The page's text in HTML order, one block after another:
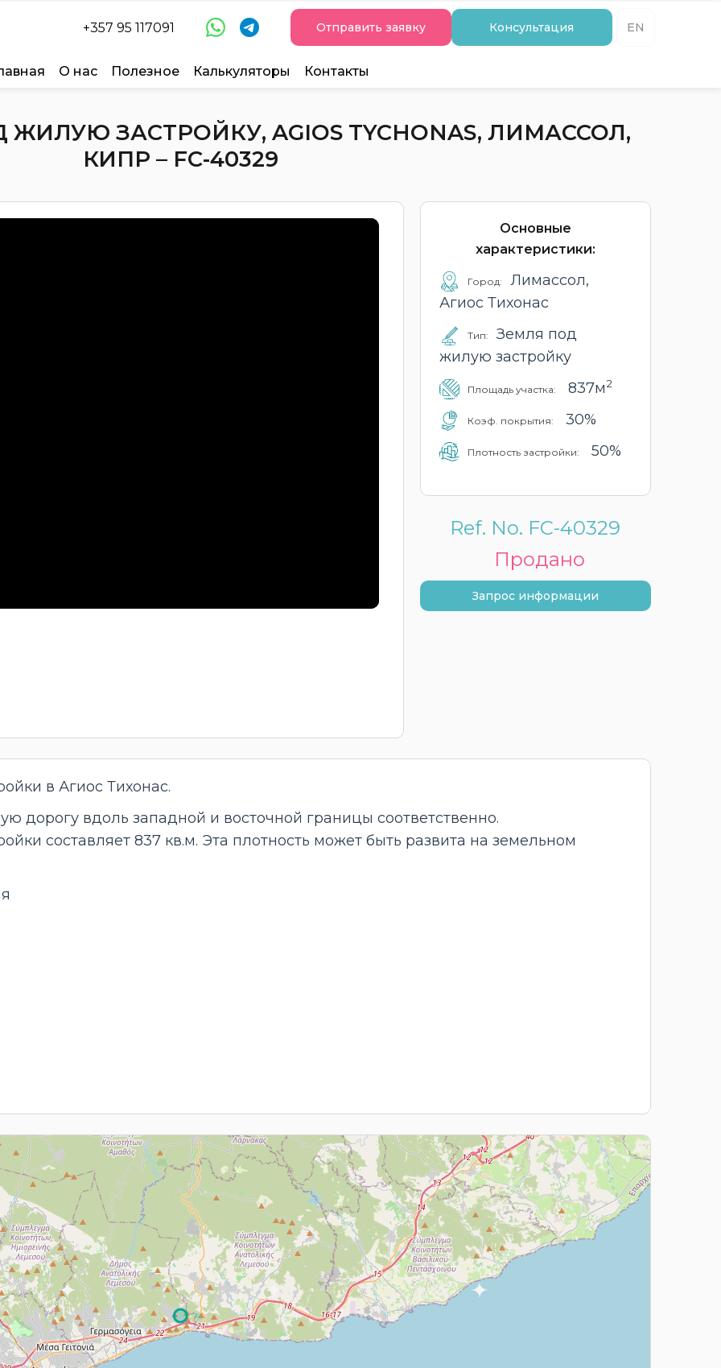
+357 95 117091 Отправить заявку Консультация EN
О нас Полезное Калькуляторы Контакты
ЗАСТРОЙКУ, AGIOS TYCHONAS, ЛИМАССОЛ,
КИПР – FC-40329
Основные
характеристики:
Город:
Лимассол,
Агиос Тихонас
Тип:
Земля под
жилую застройку
Площадь участка: 837м2
Коэф. покрытия: 30%
Плотность застройки: 50%
Ref. No. FC-40329
Продано
Запрос информации
в Агиос Тихонас.
дорогу вдоль западной и восточной границы соответственно.
составляет 837 кв.м. Эта плотность может быть развита на земельном